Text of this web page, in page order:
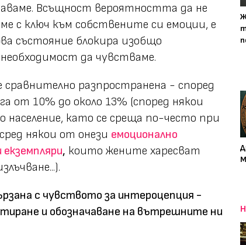
Всъщност вероятността да не
с ключ към собствените си емоции, е
състояние блокира изобщо
да чувстваме.
разпространена - според
от 10% до около 13% (според някои
като се среща по-често при
някои от онези емоционално
, които жените харесват
с чувството за интероцепция -
и обозначаване на вътрешните ни